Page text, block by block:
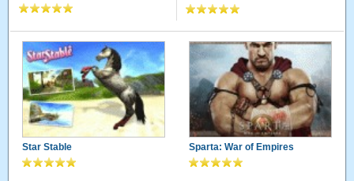
Star Stable Sparta: War of Empires